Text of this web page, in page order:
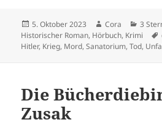
Veröffentlicht
am
5. Oktober 2023 Autor
Cora 3
Historischer Roman, Hörbuch, Krimi
Hitler, Krieg, Mord,Sanatorium,Tod,
Die
Zusak